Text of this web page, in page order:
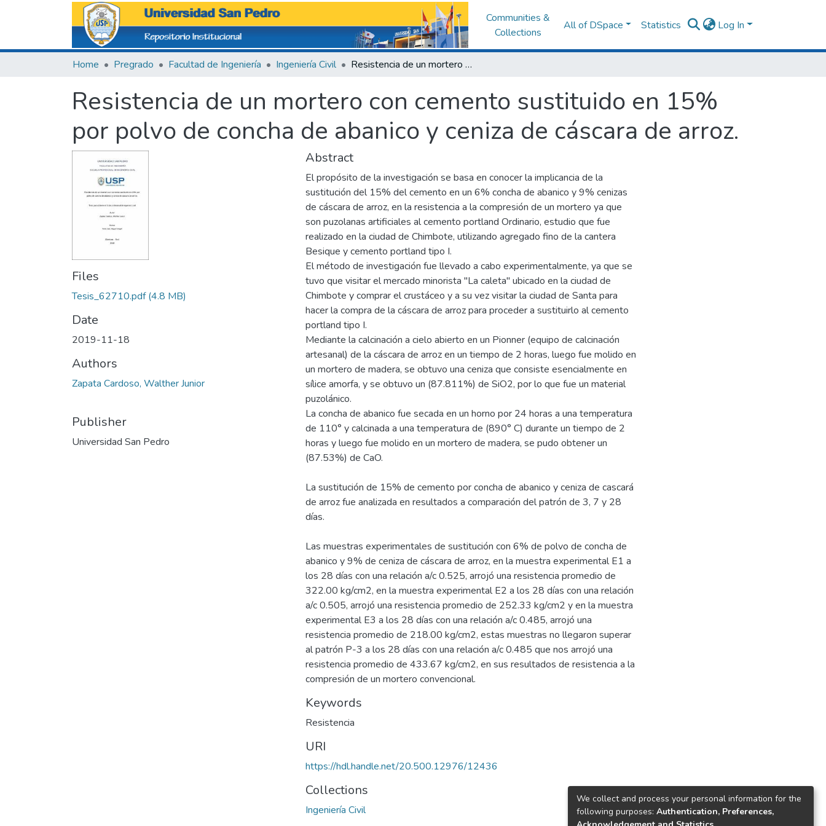
Communities &
Collections
All of DSpace Statistics Log In
Home Pregrado Facultad de Ingeniería Ingeniería Civil Resistencia de un mortero con cemento sustituido en 15% por polvo de concha de abanico y ceniza de cáscara de arroz.
Resistencia de un mortero con cemento sustituido en 15%
por polvo de concha de abanico y ceniza de cáscara de arroz.
Files
Tesis_62710.pdf(4.8 MB)
Date
2019-11-18
Authors
Zapata Cardoso, Walther Junior
Publisher
Universidad San Pedro
Abstract
El propósito de la investigación se basa en conocer la implicancia de la
sustitución del 15% del cemento en un 6% concha de abanico y 9% cenizas
de cáscara de arroz, en la resistencia a la compresión de un mortero ya que
son puzolanas artificiales al cemento portland Ordinario, estudio que fue
realizado en la ciudad de Chimbote, utilizando agregado fino de la cantera
Besique y cemento portland tipo I.
El método de investigación fue llevado a cabo experimentalmente, ya que se
tuvo que visitar el mercado minorista "La caleta" ubicado en la ciudad de
Chimbote y comprar el crustáceo y a su vez visitar la ciudad de Santa para
hacer la compra de la cáscara de arroz para proceder a sustituirlo al cemento
portland tipo I.
Mediante la calcinación a cielo abierto en un Pionner (equipo de calcinación
artesanal) de la cáscara de arroz en un tiempo de 2 horas, luego fue molido en
un mortero de madera, se obtuvo una ceniza que consiste esencialmente en
sílice amorfa, y se obtuvo un (87.811%) de SiO2, por lo que fue un material
puzolánico.
La concha de abanico fue secada en un horno por 24 horas a una temperatura
de 110° y calcinada a una temperatura de (890° C) durante un tiempo de 2
horas y luego fue molido en un mortero de madera, se pudo obtener un
(87.53%) de CaO.
La sustitución de 15% de cemento por concha de abanico y ceniza de cascará
de arroz fue analizada en resultados a comparación del patrón de 3, 7 y 28
días.
Las muestras experimentales de sustitución con 6% de polvo de concha de
abanico y 9% de ceniza de cáscara de arroz, en la muestra experimental E1 a
los 28 días con una relación a/c 0.525, arrojó una resistencia promedio de
322.00 kg/cm2, en la muestra experimental E2 a los 28 días con una relación
a/c 0.505, arrojó una resistencia promedio de 252.33 kg/cm2 y en la muestra
experimental E3 a los 28 días con una relación a/c 0.485, arrojó una
resistencia promedio de 218.00 kg/cm2, estas muestras no llegaron superar
al patrón P-3 a los 28 días con una relación a/c 0.485 que nos arrojó una
resistencia promedio de 433.67 kg/cm2, en sus resultados de resistencia a la
compresión de un mortero convencional.
Keywords
Resistencia
URI
https://hdl.handle.net/20.500.12976/12436
Collections
Ingeniería Civil
We collect and process your personal information for the
following purposes: Authentication, Preferences,